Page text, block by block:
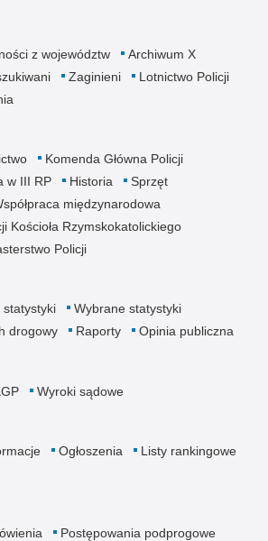
z województw
Archiwum X
Zaginieni
Lotnictwo Policji
Komenda Główna Policji
w III RP Historia
Sprzęt
międzynarodowa
Kościoła Rzymskokatolickiego
Policji
statystyki
Wybrane statystyki
drogowy Raporty Opinia publiczna
Wyroki sądowe
Ogłoszenia
Listy rankingowe
Postępowania podprogowe